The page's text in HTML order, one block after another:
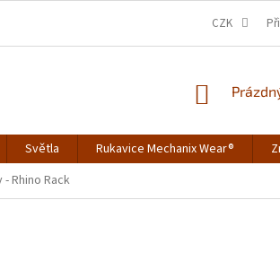
CZK
Světla Rukavice Mechanix Wear®
Rhino Rack